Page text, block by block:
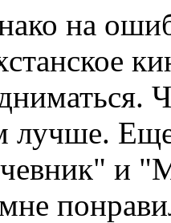
на
лучше.
и